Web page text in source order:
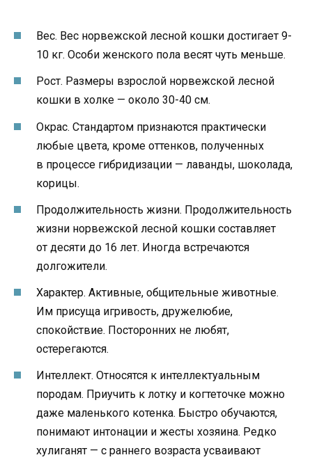
Вес. Вес норвежской лесной кошки достигает 9-
10 кг. Особи женского пола весят чуть меньше.
Рост. Размеры взрослой норвежской лесной
кошки в холке — около 30-40 см.
Окрас. Стандартом признаются практически
любые цвета, кроме оттенков, полученных
в процессе гибридизации — лаванды, шоколада,
корицы.
Продолжительность жизни. Продолжительность
жизни норвежской лесной кошки составляет
от десяти до 16 лет. Иногда встречаются
долгожители.
Характер. Активные, общительные животные.
Им присуща игривость, дружелюбие,
спокойствие. Посторонних не любят,
остерегаются.
Интеллект. Относятся к интеллектуальным
породам. Приучить к лотку и когтеточке можно
даже маленького котенка. Быстро обучаются,
понимают интонации и жесты хозяина. Редко
хулиганят — с раннего возраста усваивают